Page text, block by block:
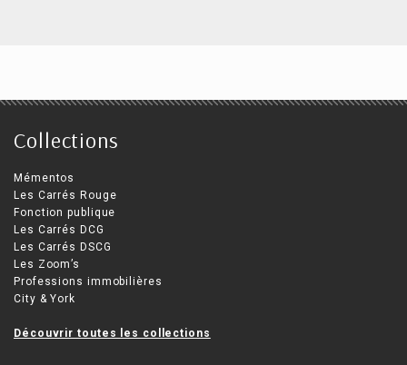
Collections
Mémentos
Les Carrés Rouge
Fonction publique
Les Carrés DCG
Les Carrés DSCG
Les Zoom’s
Professions immobilières
City & York
Découvrir toutes les collections